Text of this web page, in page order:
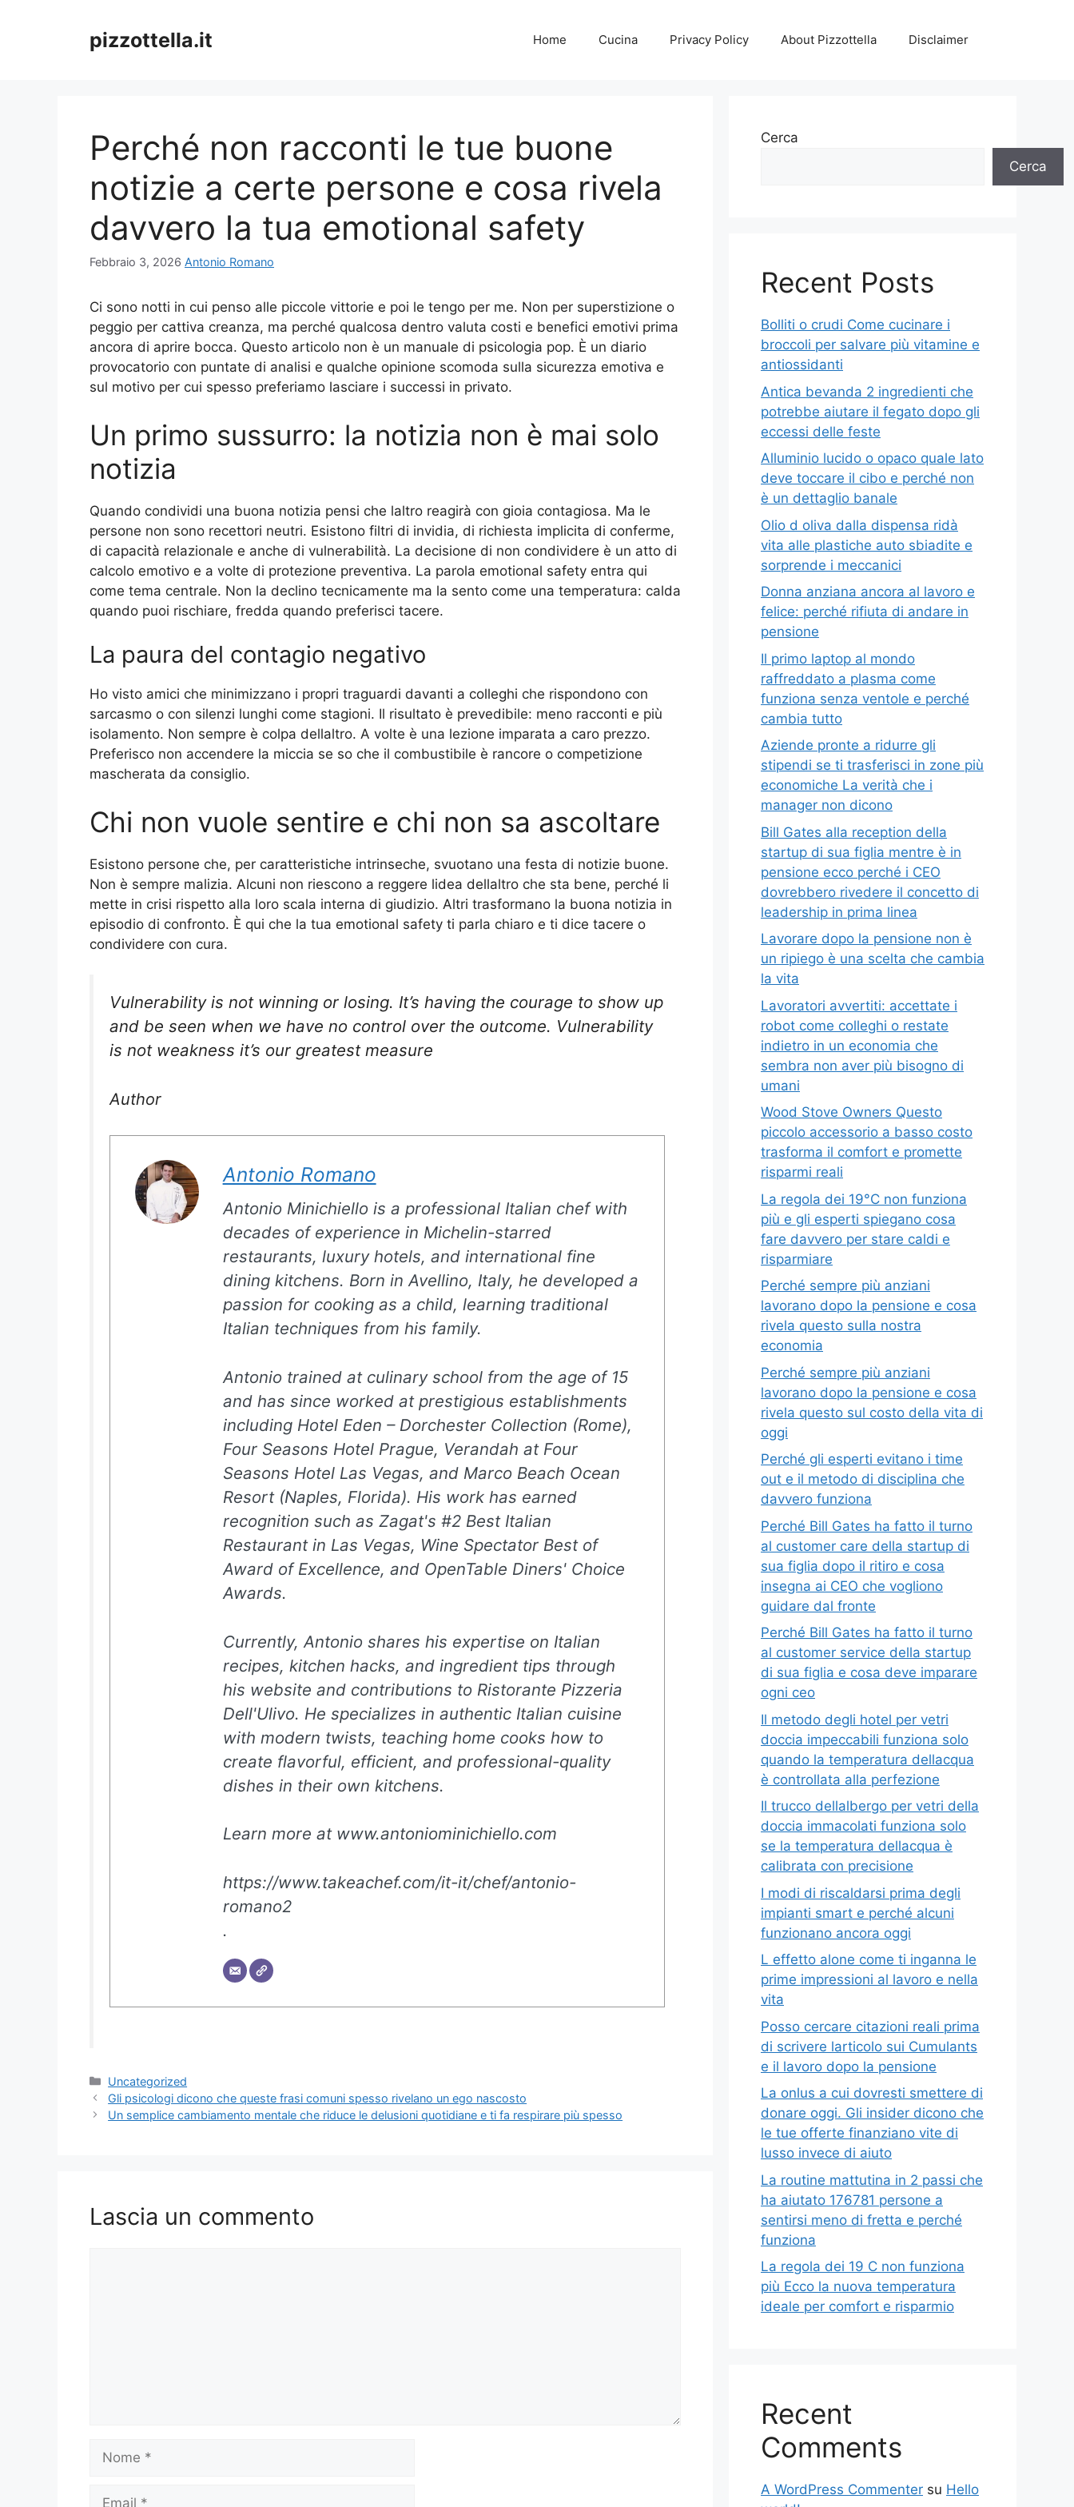
pizzottella.it Home Cucina Privacy Policy About Pizzottella Disclaimer
Perché non racconti le tue buone
notizie a certe persone e cosa rivela
davvero la tua emotional safety
Febbraio 3, 2026 Antonio Romano
Ci sono notti in cui penso alle piccole vittorie e poi le tengo per me. Non per superstizione o
peggio per cattiva creanza, ma perché qualcosa dentro valuta costi e benefici emotivi prima
ancora di aprire bocca. Questo articolo non è un manuale di psicologia pop. È un diario
provocatorio con puntate di analisi e qualche opinione scomoda sulla sicurezza emotiva e
sul motivo per cui spesso preferiamo lasciare i successi in privato.
Un primo sussurro: la notizia non è mai solo
notizia
Quando condividi una buona notizia pensi che laltro reagirà con gioia contagiosa. Ma le
persone non sono recettori neutri. Esistono filtri di invidia, di richiesta implicita di conferme,
di capacità relazionale e anche di vulnerabilità. La decisione di non condividere è un atto di
calcolo emotivo e a volte di protezione preventiva. La parola emotional safety entra qui
come tema centrale. Non la declino tecnicamente ma la sento come una temperatura: calda
quando puoi rischiare, fredda quando preferisci tacere.
La paura del contagio negativo
Ho visto amici che minimizzano i propri traguardi davanti a colleghi che rispondono con
sarcasmo o con silenzi lunghi come stagioni. Il risultato è prevedibile: meno racconti e più
isolamento. Non sempre è colpa dellaltro. A volte è una lezione imparata a caro prezzo.
Preferisco non accendere la miccia se so che il combustibile è rancore o competizione
mascherata da consiglio.
Chi non vuole sentire e chi non sa ascoltare
Esistono persone che, per caratteristiche intrinseche, svuotano una festa di notizie buone.
Non è sempre malizia. Alcuni non riescono a reggere lidea dellaltro che sta bene, perché li
mette in crisi rispetto alla loro scala interna di giudizio. Altri trasformano la buona notizia in
episodio di confronto. È qui che la tua emotional safety ti parla chiaro e ti dice tacere o
condividere con cura.
Vulnerability is not winning or losing. It’s having the courage to show up
and be seen when we have no control over the outcome. Vulnerability
is not weakness it’s our greatest measure
Author
Antonio Romano
Antonio Minichiello is a professional Italian chef with
decades of experience in Michelin-starred
restaurants, luxury hotels, and international fine
dining kitchens. Born in Avellino, Italy, he developed a
passion for cooking as a child, learning traditional
Italian techniques from his family.
Antonio trained at culinary school from the age of 15
and has since worked at prestigious establishments
including Hotel Eden – Dorchester Collection (Rome),
Four Seasons Hotel Prague, Verandah at Four
Seasons Hotel Las Vegas, and Marco Beach Ocean
Resort (Naples, Florida). His work has earned
recognition such as Zagat's #2 Best Italian
Restaurant in Las Vegas, Wine Spectator Best of
Award of Excellence, and OpenTable Diners' Choice
Awards.
Currently, Antonio shares his expertise on Italian
recipes, kitchen hacks, and ingredient tips through
his website and contributions to Ristorante Pizzeria
Dell'Ulivo. He specializes in authentic Italian cuisine
with modern twists, teaching home cooks how to
create flavorful, efficient, and professional-quality
dishes in their own kitchens.
Learn more at www.antoniominichiello.com
https://www.takeachef.com/it-it/chef/antonio-
romano2
.
Categorie
Uncategorized
Gli psicologi dicono che queste frasi comuni spesso rivelano un ego nascosto
Un semplice cambiamento mentale che riduce le delusioni quotidiane e ti fa respirare più spesso
Lascia un commento
Cerca
Cerca
Recent Posts
Bolliti o crudi Come cucinare i
broccoli per salvare più vitamine e
antiossidanti
Antica bevanda 2 ingredienti che
potrebbe aiutare il fegato dopo gli
eccessi delle feste
Alluminio lucido o opaco quale lato
deve toccare il cibo e perché non
è un dettaglio banale
Olio d oliva dalla dispensa ridà
vita alle plastiche auto sbiadite e
sorprende i meccanici
Donna anziana ancora al lavoro e
felice: perché rifiuta di andare in
pensione
Il primo laptop al mondo
raffreddato a plasma come
funziona senza ventole e perché
cambia tutto
Aziende pronte a ridurre gli
stipendi se ti trasferisci in zone più
economiche La verità che i
manager non dicono
Bill Gates alla reception della
startup di sua figlia mentre è in
pensione ecco perché i CEO
dovrebbero rivedere il concetto di
leadership in prima linea
Lavorare dopo la pensione non è
un ripiego è una scelta che cambia
la vita
Lavoratori avvertiti: accettate i
robot come colleghi o restate
indietro in un economia che
sembra non aver più bisogno di
umani
Wood Stove Owners Questo
piccolo accessorio a basso costo
trasforma il comfort e promette
risparmi reali
La regola dei 19°C non funziona
più e gli esperti spiegano cosa
fare davvero per stare caldi e
risparmiare
Perché sempre più anziani
lavorano dopo la pensione e cosa
rivela questo sulla nostra
economia
Perché sempre più anziani
lavorano dopo la pensione e cosa
rivela questo sul costo della vita di
oggi
Perché gli esperti evitano i time
out e il metodo di disciplina che
davvero funziona
Perché Bill Gates ha fatto il turno
al customer care della startup di
sua figlia dopo il ritiro e cosa
insegna ai CEO che vogliono
guidare dal fronte
Perché Bill Gates ha fatto il turno
al customer service della startup
di sua figlia e cosa deve imparare
ogni ceo
Il metodo degli hotel per vetri
doccia impeccabili funziona solo
quando la temperatura dellacqua
è controllata alla perfezione
Il trucco dellalbergo per vetri della
doccia immacolati funziona solo
se la temperatura dellacqua è
calibrata con precisione
I modi di riscaldarsi prima degli
impianti smart e perché alcuni
funzionano ancora oggi
L effetto alone come ti inganna le
prime impressioni al lavoro e nella
vita
Posso cercare citazioni reali prima
di scrivere larticolo sui Cumulants
e il lavoro dopo la pensione
La onlus a cui dovresti smettere di
donare oggi. Gli insider dicono che
le tue offerte finanziano vite di
lusso invece di aiuto
La routine mattutina in 2 passi che
ha aiutato 176781 persone a
sentirsi meno di fretta e perché
funziona
La regola dei 19 C non funziona
più Ecco la nuova temperatura
ideale per comfort e risparmio
Recent
Comments
A WordPress Commenter su Hello